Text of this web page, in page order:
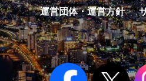
運営団体・運営方針